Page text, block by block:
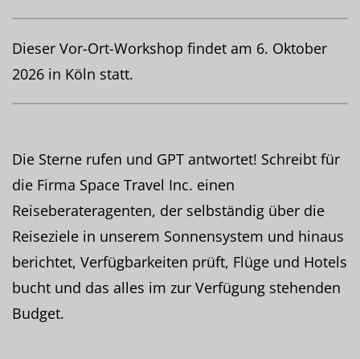
Dieser Vor-Ort-Workshop findet am 6. Oktober
2026 in Köln statt.
Die Sterne rufen und GPT antwortet! Schreibt für
die Firma Space Travel Inc. einen
Reiseberateragenten, der selbständig über die
Reiseziele in unserem Sonnensystem und hinaus
berichtet, Verfügbarkeiten prüft, Flüge und Hotels
bucht und das alles im zur Verfügung stehenden
Budget.